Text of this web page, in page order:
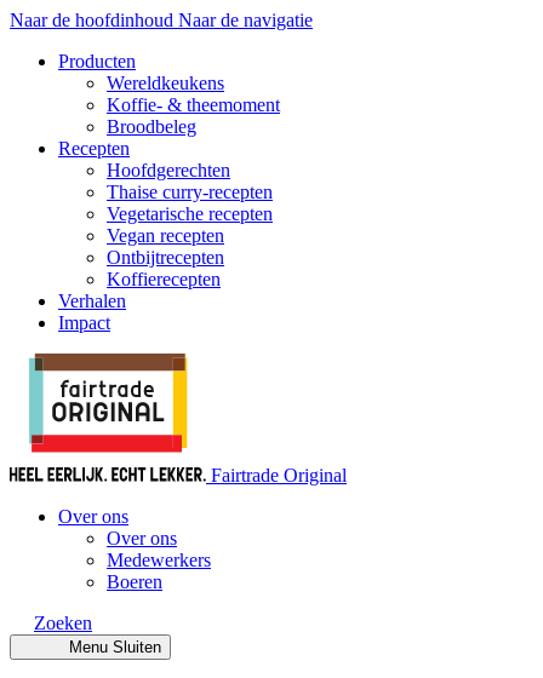
Naar de hoofdinhoud Naar de navigatie
Producten
Wereldkeukens
Koffie- & theemoment
Broodbeleg
Recepten
Hoofdgerechten
Thaise curry-recepten
Vegetarische recepten
Vegan recepten
Ontbijtrecepten
Koffierecepten
Verhalen
Impact
Fairtrade Original
Over ons
Over ons
Medewerkers
Boeren
Zoeken
Menu Sluiten